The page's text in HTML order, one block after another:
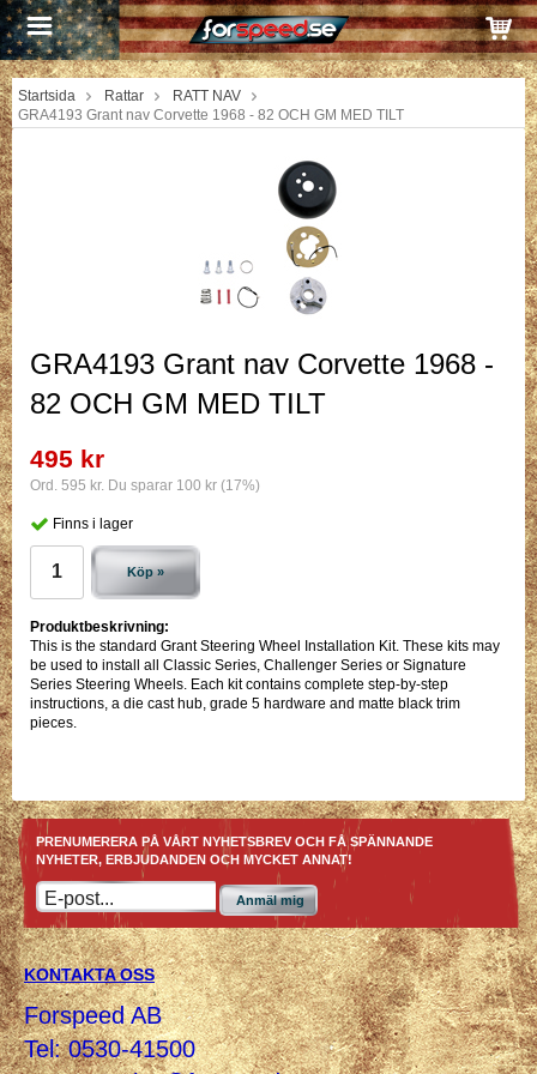
Startsida Rattar
RATT NAV
GRA4193 Grant nav Corvette 1968 - 82 OCH GM MED TILT
GRA4193 Grant nav Corvette 1968 -
82 OCH GM MED TILT
495 kr
Ord. 595 kr. Du sparar 100 kr (17%)
Finns i lager
Köp »
Produktbeskrivning:
This is the standard Grant Steering Wheel Installation Kit. These kits may
be used to install all Classic Series, Challenger Series or Signature
Series Steering Wheels. Each kit contains complete step-by-step
instructions, a die cast hub, grade 5 hardware and matte black trim
pieces.
PRENUMERERA PÅ VÅRT NYHETSBREV OCH FÅ SPÄNNANDE
NYHETER, ERBJUDANDEN OCH MYCKET ANNAT!
Anmäl mig
KONTAKTA OSS
Forspeed AB
Tel: 0530-41500